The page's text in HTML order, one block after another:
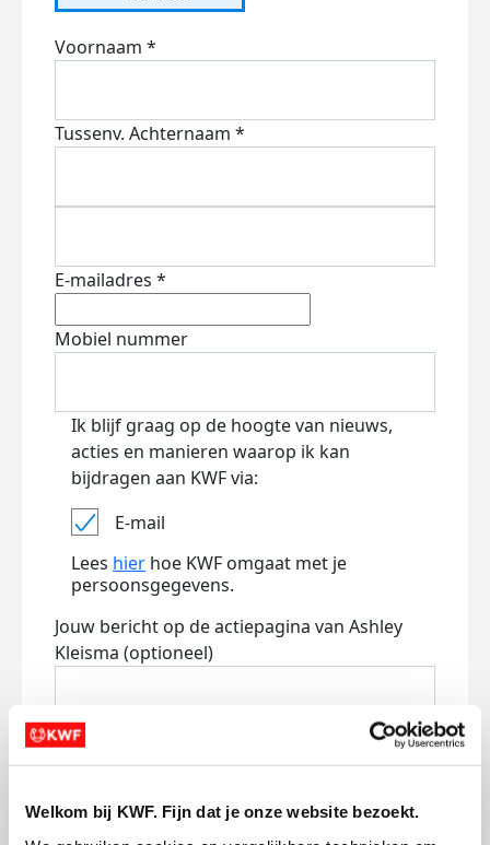
Welkom bij KWF. Fijn dat je onze website bezoekt.
Voornaam *
Tussenv. Achternaam *
E-mailadres *
Mobiel nummer
Ik blijf graag op de hoogte van nieuws,
acties en manieren waarop ik kan
bijdragen aan KWF via:
E-mail
Lees hier hoe KWF omgaat met je
persoonsgegevens.
Jouw bericht op de actiepagina van Ashley
Kleisma (optioneel)
0/150
Naam die op de pagina verschijnt